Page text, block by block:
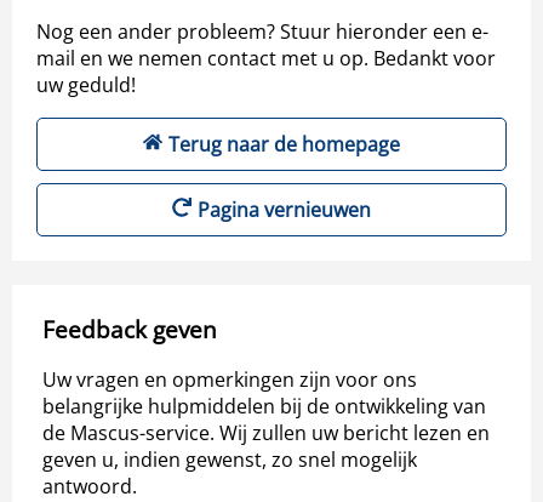
Nog een ander probleem? Stuur hieronder een e-
mail en we nemen contact met u op. Bedankt voor
uw geduld!
Terug naar de homepage
Pagina vernieuwen
Feedback geven
Uw vragen en opmerkingen zijn voor ons
belangrijke hulpmiddelen bij de ontwikkeling van
de Mascus-service. Wij zullen uw bericht lezen en
geven u, indien gewenst, zo snel mogelijk
antwoord.